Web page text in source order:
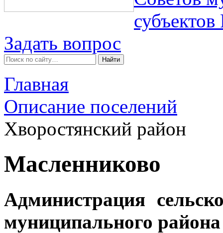
Задать вопрос
Главная
Описание поселений
Хворостянский район
Масленниково
Администрация
муниципального